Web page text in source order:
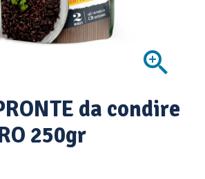

da condire
250gr